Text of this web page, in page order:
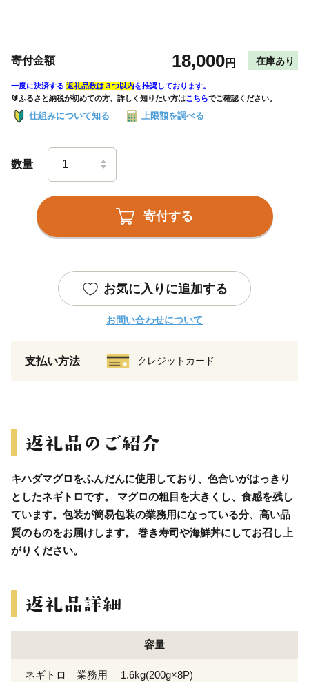
寄付金額 18,000円 在庫あり
一度に決済する 返礼品数は３つ以内を推奨しております。
🔰ふるさと納税が初めての方、詳しく知りたい方はこちらでご確認ください。
仕組みについて知る 上限額を調べる
数量
寄付する
お気に入りに追加する
お問い合わせについて
支払い方法 クレジットカード
キハダマグロをふんだんに使用しており、色合いがはっきり
としたネギトロです。 マグロの粗目を大きくし、食感を残し
ています。包装が簡易包装の業務用になっている分、高い品
質のものをお届けします。 巻き寿司や海鮮丼にしてお召し上
がりください。
容量
ネギトロ 業務用 1.6kg(200g×8P)